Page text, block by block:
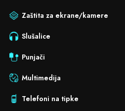
Zaštita za ekrane/kamere
Slušalice
Punjači
Multimedija
Telefoni na tipke